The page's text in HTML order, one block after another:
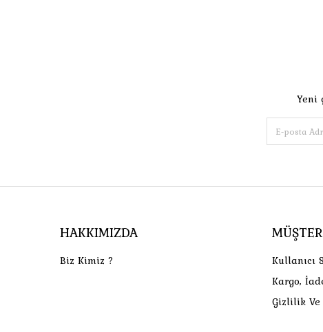
Yeni
HAKKIMIZDA
Biz Kimiz ?
Kullanıcı
Kargo,
Gizlilik Ve